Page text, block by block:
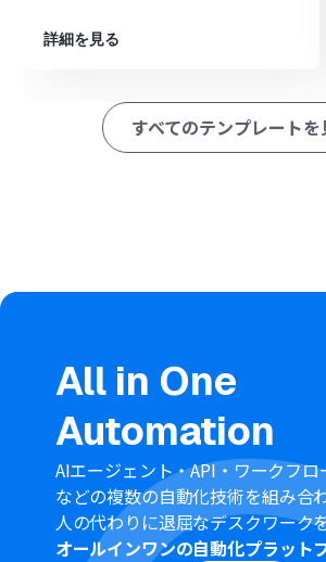
■このワークフローのカスタムポイント
boardのオペレーション設定では、フ
どの情報を、boardのどの項目に登録
してください。
詳細を見る
すべてのテンプレートを
All in One
Automation
AIエージェント・API・ワークフロ
などの複数の自動化技術を組み合
人の代わりに退屈なデスクワーク
オールインワンの自動化プラット